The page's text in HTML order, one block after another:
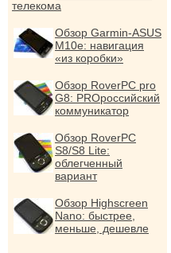
телекома
Обзор Garmin-ASUS
M10e: навигация
«из коробки»
Обзор RoverPC pro
G8: PROроссийский
коммуникатор
Обзор RoverPC
S8/S8 Lite:
облегченный
вариант
Обзор Highscreen
Nano: быстрее,
меньше, дешевле